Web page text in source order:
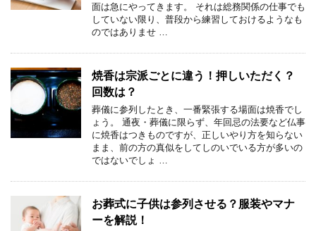
面は急にやってきます。 それは総務関係の仕事でも
していない限り、普段から練習しておけるようなも
のではありませ …
焼香は宗派ごとに違う！押しいただく？
回数は？
葬儀に参列したとき、一番緊張する場面は焼香でし
ょう。 通夜・葬儀に限らず、年回忌の法要など仏事
に焼香はつきものですが、正しいやり方を知らない
まま、前の方の真似をしてしのいでいる方が多いの
ではないでしょ …
お葬式に子供は参列させる？服装やマナ
ーを解説！